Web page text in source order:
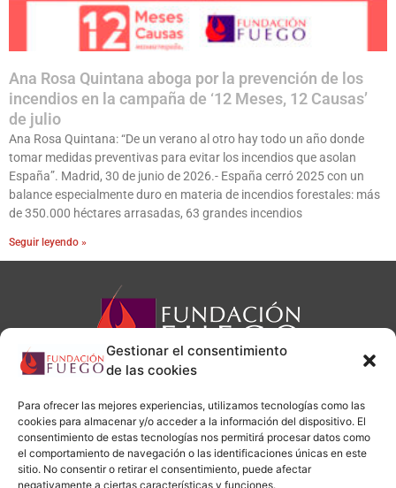
Gestionar el consentimiento
de las cookies
Para ofrecer las mejores experiencias, utilizamos tecnologías como las
cookies para almacenar y/o acceder a la información del dispositivo. El
consentimiento de estas tecnologías nos permitirá procesar datos como
el comportamiento de navegación o las identificaciones únicas en este
sitio. No consentir o retirar el consentimiento, puede afectar
negativamente a ciertas características y funciones.
Ana Rosa Quintana aboga por la prevención de los
incendios en la campaña de ‘12 Meses, 12 Causas’
de julio
Ana Rosa Quintana: “De un verano al otro hay todo un año donde
tomar medidas preventivas para evitar los incendios que asolan
España”. Madrid, 30 de junio de 2026.- España cerró 2025 con un
balance especialmente duro en materia de incendios forestales: más
de 350.000 héctares arrasadas, 63 grandes incendios
Seguir leyendo »
administracion@fundacionfuego.org